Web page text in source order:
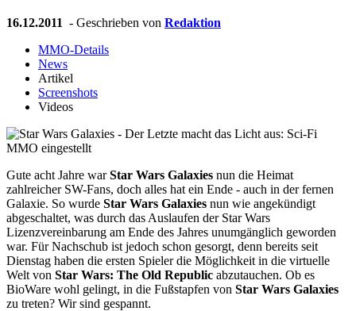
16.12.2011 - Geschrieben von Redaktion
MMO-Details
News
Artikel
Screenshots
Videos
Gute acht Jahre warStar Wars Galaxies nun die Heimat
zahlreicher SW-Fans, doch alles hat ein Ende - auch in der fernen
Galaxie. So wurde Star Wars Galaxies nun wie angekündigt
abgeschaltet, was durch das Auslaufen der Star Wars
Lizenzvereinbarung am Ende des Jahres unumgänglich geworden
war. Für Nachschub ist jedoch schon gesorgt, denn bereits seit
Dienstag haben die ersten Spieler die Möglichkeit in die virtuelle
Welt von Star Wars: The Old Republic abzutauchen. Ob es
BioWare wohl gelingt, in die Fußstapfen von Star Wars Galaxies
zu treten? Wir sind gespannt.